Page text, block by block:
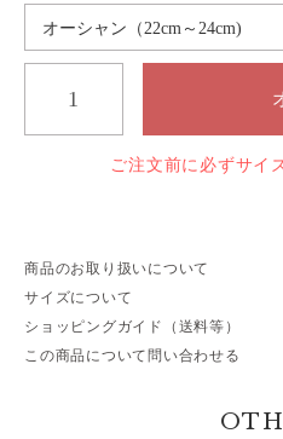
ご注文前に必ずサイ
商品のお取り扱いについて
サイズについて
ショッピングガイド（送料等）
この商品について問い合わせる